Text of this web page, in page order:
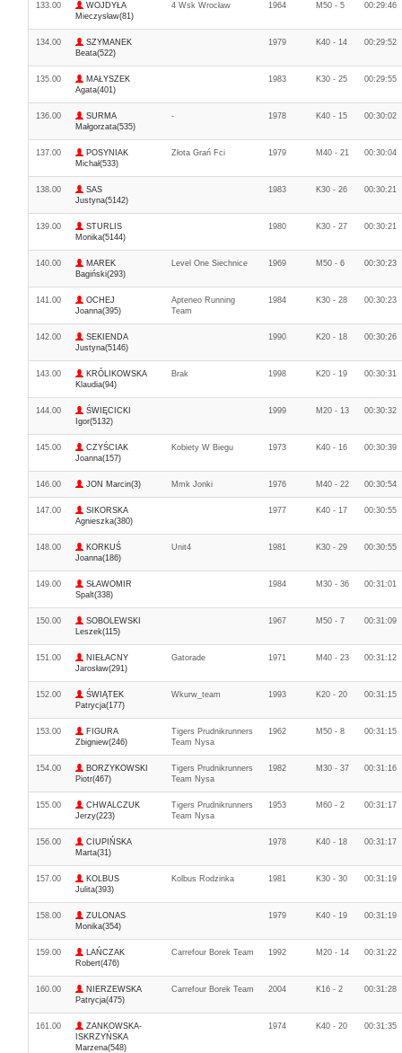
133.00
WOJDYŁA
Mieczysław(81)
4 Wsk Wrocław 1964 M50 - 5 00:29:46
134.00
SZYMANEK
Beata(522)
1979 K40 - 14 00:29:52
135.00
MAŁYSZEK
Agata(401)
1983 K30 - 25 00:29:55
136.00
SURMA
Małgorzata(535)
- 1978 K40 - 15 00:30:02
137.00
POSYNIAK
Michał(533)
Złota Grań Fci 1979 M40 - 21 00:30:04
138.00
SAS
Justyna(5142)
1983 K30 - 26 00:30:21
139.00
STURLIS
Monika(5144)
1980 K30 - 27 00:30:21
140.00
MAREK
Bagiński(293)
Level One Siechnice 1969 M50 - 6 00:30:23
141.00
OCHEJ
Joanna(395)
Apteneo Running
Team
1984 K30 - 28 00:30:23
142.00
SEKIENDA
Justyna(5146)
1990 K20 - 18 00:30:26
143.00
KRÓLIKOWSKA
Klaudia(94)
Brak 1998 K20 - 19 00:30:31
144.00
ŚWIĘCICKI
Igor(5132)
1999 M20 - 13 00:30:32
145.00
CZYŚCIAK
Joanna(157)
Kobiety W Biegu 1973 K40 - 16 00:30:39
146.00 JON Marcin(3) Mmk Jonki 1976 M40 - 22 00:30:54
147.00
SIKORSKA
Agnieszka(380)
1977 K40 - 17 00:30:55
148.00
KORKUŚ
Joanna(186)
Unit4 1981 K30 - 29 00:30:55
149.00
SŁAWOMIR
Spalt(338)
1984 M30 - 36 00:31:01
150.00
SOBOLEWSKI
Leszek(115)
1967 M50 - 7 00:31:09
151.00
NIEŁACNY
Jarosław(291)
Gatorade 1971 M40 - 23 00:31:12
152.00
ŚWIĄTEK
Patrycja(177)
Wkurw_team 1993 K20 - 20 00:31:15
153.00
FIGURA
Zbigniew(246)
Tigers Prudnikrunners
Team Nysa
1962 M50 - 8 00:31:15
154.00
BORZYKOWSKI
Piotr(467)
Tigers Prudnikrunners
Team Nysa
1982 M30 - 37 00:31:16
155.00
CHWALCZUK
Jerzy(223)
Tigers Prudnikrunners
Team Nysa
1953 M60 - 2 00:31:17
156.00
CIUPIŃSKA
Marta(31)
1978 K40 - 18 00:31:17
157.00
KOLBUS
Julita(393)
Kolbus Rodzinka 1981 K30 - 30 00:31:19
158.00
ZULONAS
Monika(354)
1979 K40 - 19 00:31:19
159.00
LAŃCZAK
Robert(476)
Carrefour Borek Team 1992 M20 - 14 00:31:22
160.00
NIERZEWSKA
Patrycja(475)
Carrefour Borek Team 2004 K16 - 2 00:31:28
161.00
ZANKOWSKA-
ISKRZYŃSKA
Marzena(548)
1974 K40 - 20 00:31:35